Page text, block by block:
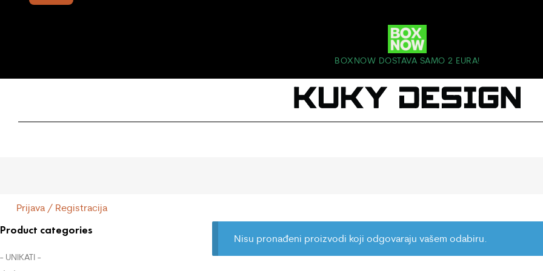
BOXNOW DOSTAVA SAMO 2 EURA!
Prijava / Registracija
Nisu pronađeni proizvodi koji odgovaraju vašem odabiru.
Product categories
- UNIKATI -